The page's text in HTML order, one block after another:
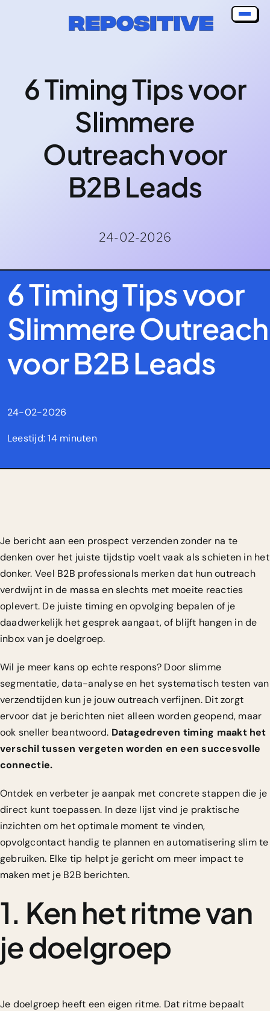
6 Timing Tips voor
Slimmere
Outreach voor
B2B Leads
24-02-2026
6 Timing Tips voor
Slimmere Outreach
voor B2B Leads
24-02-2026
Leestijd: 14 minuten
Je bericht aan een prospect verzenden zonder na te
denken over het juiste tijdstip voelt vaak als schieten in het
donker. Veel B2B professionals merken dat hun outreach
verdwijnt in de massa en slechts met moeite reacties
oplevert. De juiste timing en opvolging bepalen of je
daadwerkelijk het gesprek aangaat, of blijft hangen in de
inbox van je doelgroep.
Wil je meer kans op echte respons? Door slimme
segmentatie, data-analyse en het systematisch testen van
verzendtijden kun je jouw outreach verfijnen. Dit zorgt
ervoor dat je berichten niet alleen worden geopend, maar
ook sneller beantwoord. Datagedreven timing maakt het
verschil tussen vergeten worden en een succesvolle
connectie.
Ontdek en verbeter je aanpak met concrete stappen die je
direct kunt toepassen. In deze lijst vind je praktische
inzichten om het optimale moment te vinden,
opvolgcontact handig te plannen en automatisering slim te
gebruiken. Elke tip helpt je gericht om meer impact te
maken met je B2B berichten.
1. Ken het ritme van
je doelgroep
Je doelgroep heeft een eigen ritme. Dat ritme bepaalt